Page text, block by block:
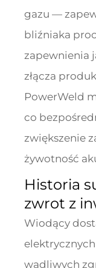
gazu —
bliźniaka
zapewnienia
złącza
PowerWeld
co
zwiększenie
żywotność
Historia
zwrot z
Wiodący
elektrycznych
wadliwych